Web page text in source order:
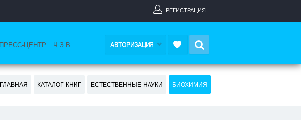
РЕГИСТРАЦИЯ
ПРЕСС-ЦЕНТР Ч.З.В АВТОРИЗАЦИЯ
ГЛАВНАЯ КАТАЛОГ КНИГ ЕСТЕСТВЕННЫЕ НАУКИ БИОХИМИЯ